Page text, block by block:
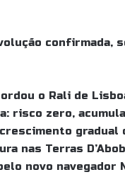
confirmada,
o Rali de
risco zero,
gradual
nas Terras
novo navegador